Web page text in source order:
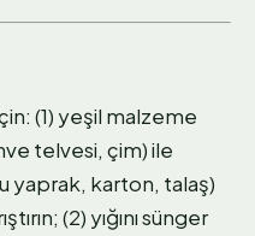
(1) yeşil malzeme
telvesi, çim) ile
yaprak, karton, talaş)
(2) yığını sünger